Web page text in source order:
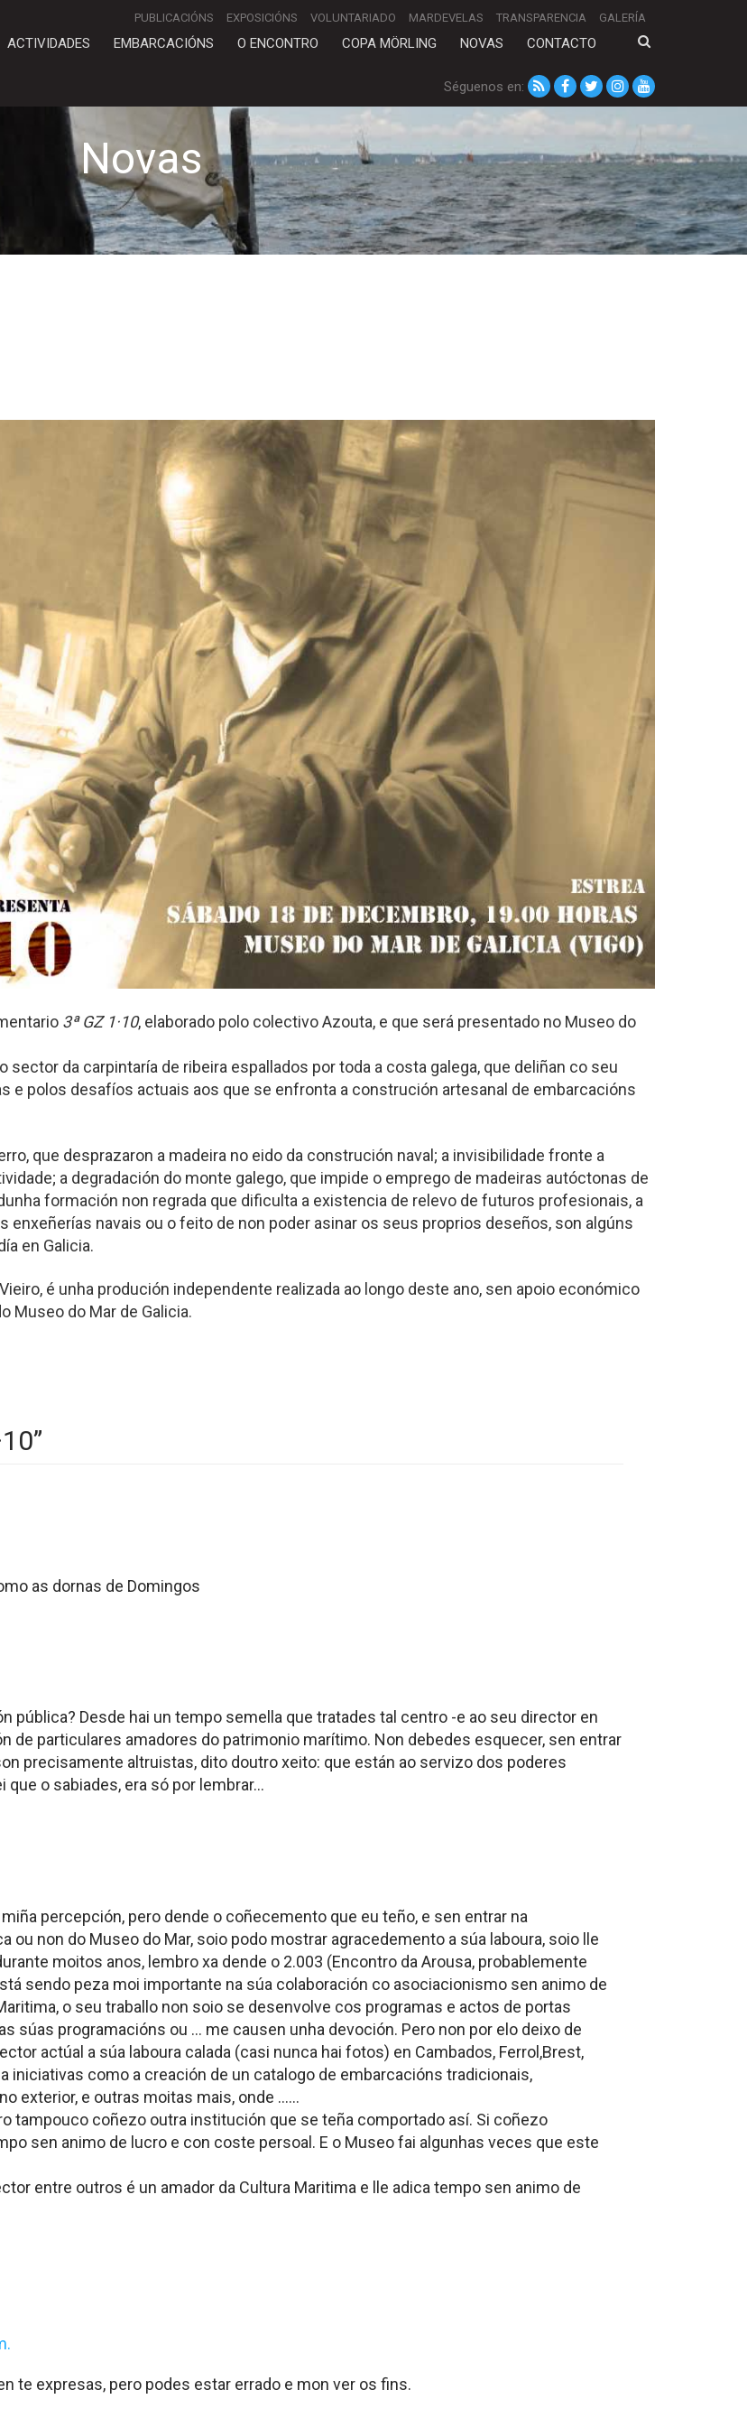
PUBLICACIÓNS EXPOSICIÓNS VOLUNTARIADO MARDEVELAS TRANSPARENCIA GALERÍA
ACTIVIDADES EMBARCACIÓNS O ENCONTRO COPA MÖRLING NOVAS CONTACTO
Séguenos en:
Novas
3ª GZ 1·10, elaborado polo colectivo Azouta, e que será presentado no Museo do
da carpintaría de ribeira espallados por toda a costa galega, que deliñan co seu
e polos desafíos actuais aos que se enfronta a construción artesanal de embarcacións
que desprazaron a madeira no eido da construción naval; a invisibilidade fronte a
a degradación do monte galego, que impide o emprego de madeiras autóctonas de
formación non regrada que dificulta a existencia de relevo de futuros profesionais, a
navais ou o feito de non poder asinar os seus proprios deseños, son algúns
en Galicia.
é unha produción independente realizada ao longo deste ano, sen apoio económico
Museo do Mar de Galicia.
”
as dornas de Domingos
pública? Desde hai un tempo semella que tratades tal centro -e ao seu director en
de particulares amadores do patrimonio marítimo. Non debedes esquecer, sen entrar
precisamente altruistas, dito doutro xeito: que están ao servizo dos poderes
o sabiades, era só por lembrar…
percepción, pero dende o coñecemento que eu teño, e sen entrar na
ou non do Museo do Mar, soio podo mostrar agracedemento a súa laboura, soio lle
moitos anos, lembro xa dende o 2.003 (Encontro da Arousa, probablemente
sendo peza moi importante na súa colaboración co asociacionismo sen animo de
o seu traballo non soio se desenvolve cos programas e actos de portas
súas programacións ou … me causen unha devoción. Pero non por elo deixo de
actúal a súa laboura calada (casi nunca hai fotos) en Cambados, Ferrol,Brest,
iniciativas como a creación de un catalogo de embarcacións tradicionais,
exterior, e outras moitas mais, onde ……
tampouco coñezo outra institución que se teña comportado así. Si coñezo
sen animo de lucro e con coste persoal. E o Museo fai algunhas veces que este
entre outros é un amador da Cultura Maritima e lle adica tempo sen animo de
te expresas, pero podes estar errado e mon ver os fins.